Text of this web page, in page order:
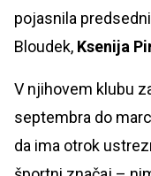
pojasnila
Bloudek, Ksenija
V njihovem klubu
septembra do
da ima otrok